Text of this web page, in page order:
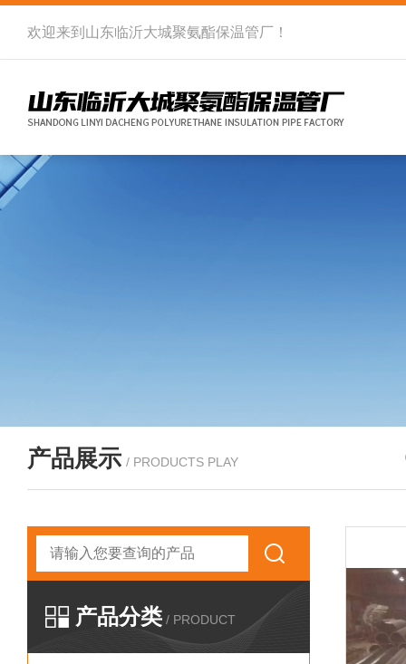
欢迎来到 山东临沂大城聚氨酯保温管厂 ！
产品展示 / PRODUCTS PLAY
产品分类 / PRODUCT